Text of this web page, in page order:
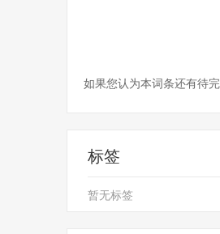
如果您认为本词条还有待
标签
暂无标签